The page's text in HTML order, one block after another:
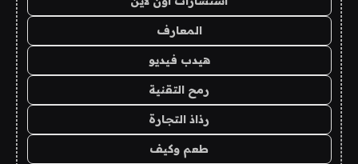
المعارف
هيدب فيديو
رمح التقنية
رذاذ التجارة
طعم وكيف